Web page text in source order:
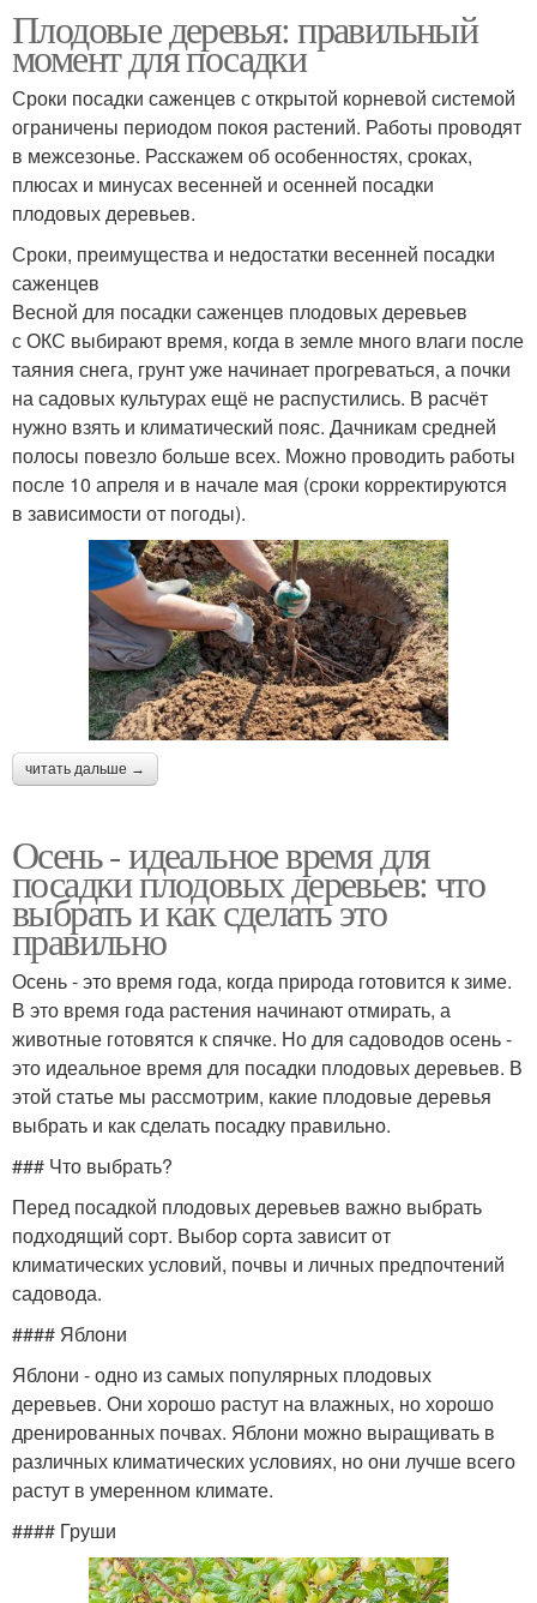
Плодовые деревья: правильный
момент для посадки
Сроки посадки саженцев с открытой корневой системой
ограничены периодом покоя растений. Работы проводят
в межсезонье. Расскажем об особенностях, сроках,
плюсах и минусах весенней и осенней посадки
плодовых деревьев.
Сроки, преимущества и недостатки весенней посадки
саженцев
Весной для посадки саженцев плодовых деревьев
с ОКС выбирают время, когда в земле много влаги после
таяния снега, грунт уже начинает прогреваться, а почки
на садовых культурах ещё не распустились. В расчёт
нужно взять и климатический пояс. Дачникам средней
полосы повезло больше всех. Можно проводить работы
после 10 апреля и в начале мая (сроки корректируются
в зависимости от погоды).
читать дальше →
Осень - идеальное время для
посадки плодовых деревьев: что
выбрать и как сделать это
правильно
Осень - это время года, когда природа готовится к зиме.
В это время года растения начинают отмирать, а
животные готовятся к спячке. Но для садоводов осень -
это идеальное время для посадки плодовых деревьев. В
этой статье мы рассмотрим, какие плодовые деревья
выбрать и как сделать посадку правильно.
### Что выбрать?
Перед посадкой плодовых деревьев важно выбрать
подходящий сорт. Выбор сорта зависит от
климатических условий, почвы и личных предпочтений
садовода.
#### Яблони
Яблони - одно из самых популярных плодовых
деревьев. Они хорошо растут на влажных, но хорошо
дренированных почвах. Яблони можно выращивать в
различных климатических условиях, но они лучше всего
растут в умеренном климате.
#### Груши